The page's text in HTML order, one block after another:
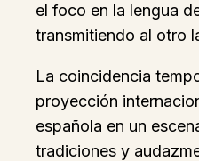
el foco en la lengua
transmitiendo al otro
La coincidencia
proyección
española en un
tradiciones y